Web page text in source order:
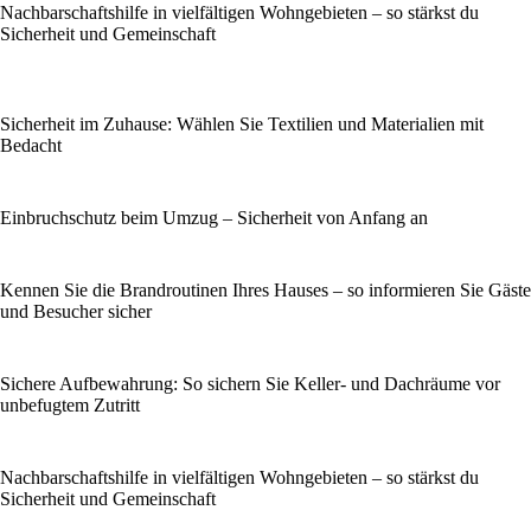
Nachbarschaftshilfe in vielfältigen Wohngebieten – so stärkst du
Sicherheit und Gemeinschaft
Sicherheit im Zuhause: Wählen Sie Textilien und Materialien mit
Bedacht
Einbruchschutz beim Umzug – Sicherheit von Anfang an
Kennen Sie die Brandroutinen Ihres Hauses – so informieren Sie Gäste
und Besucher sicher
Sichere Aufbewahrung: So sichern Sie Keller- und Dachräume vor
unbefugtem Zutritt
Nachbarschaftshilfe in vielfältigen Wohngebieten – so stärkst du
Sicherheit und Gemeinschaft